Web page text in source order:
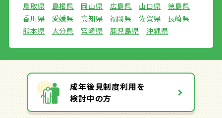
鳥取県
島根県 岡山県 広島県 山口県
徳島県
香川県
愛媛県 高知県 福岡県 佐賀県
長崎県
熊本県
大分県 宮崎県 鹿児島県 沖縄県
成年後見制度利用を
検討中の方